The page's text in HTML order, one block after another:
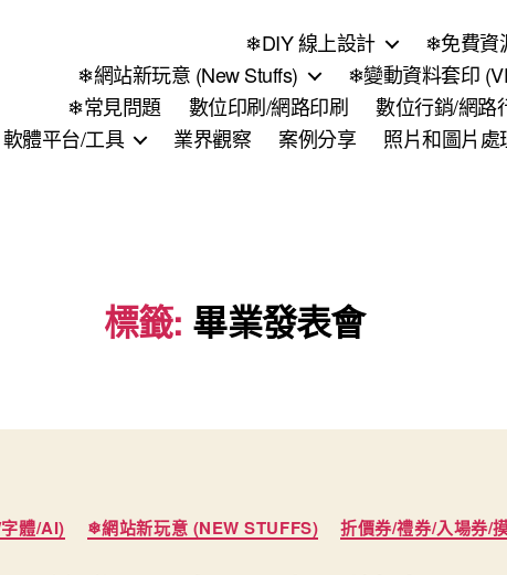
❄DIY 線上設計
❄免費資
❄網站新玩意 (New Stuffs)
❄變動資料套印
❄常見問題
數位印刷/網路印刷 數位行銷/網路
軟體平台/工具
業界觀察 案例分享 照片和圖片處
標籤: 畢業發表會
分
類
體/AI) ❄網站新玩意 (NEW STUFFS) 折價券/禮券/入場券/